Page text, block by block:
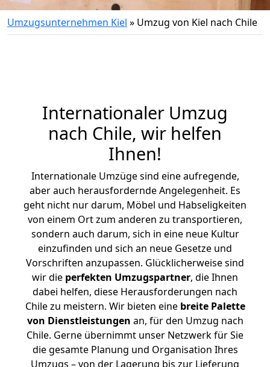
Umzugsunternehmen Kiel » Umzug von Kiel nach Chile
Internationaler Umzug
nach Chile, wir helfen
Ihnen!
Internationale Umzüge sind eine aufregende,
aber auch herausfordernde Angelegenheit. Es
geht nicht nur darum, Möbel und Habseligkeiten
von einem Ort zum anderen zu transportieren,
sondern auch darum, sich in eine neue Kultur
einzufinden und sich an neue Gesetze und
Vorschriften anzupassen. Glücklicherweise sind
wir die perfekten Umzugspartner, die Ihnen
dabei helfen, diese Herausforderungen nach
Chile zu meistern. Wir bieten eine breite Palette
von Dienstleistungen an, für den Umzug nach
Chile. Gerne übernimmt unser Netzwerk für Sie
die gesamte Planung und Organisation Ihres
Umzugs – von der Lagerung bis zur Lieferung